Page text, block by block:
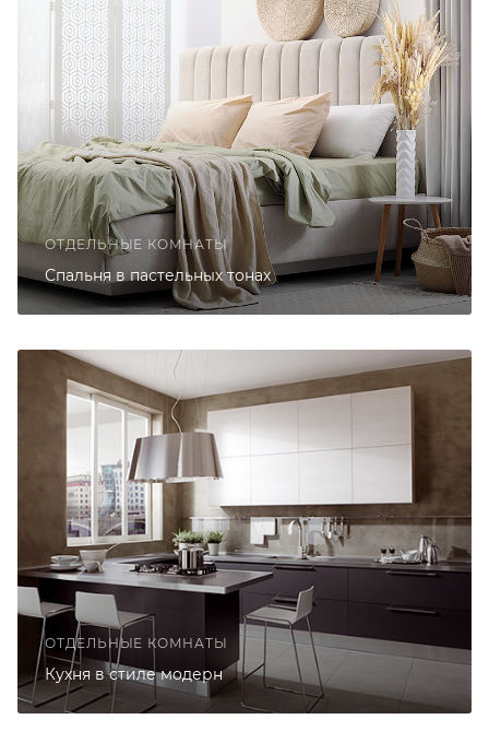
ОТДЕЛЬНЫЕ КОМНАТЫ
Спальня в пастельных тонах
ОТДЕЛЬНЫЕ КОМНАТЫ
Кухня в стиле модерн